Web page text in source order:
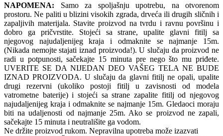
NAPOMENA: Samo za spoljašnju upotrebu, na otvorenom
prostoru. Ne paliti u blizini visokih zgrada, drveća ili drugih sličnih i
zapaljivih materijala. Stavite proizvod na tvrdu i ravnu površinu i
dobro ga pričvrstite. Stojeći sa strane, upalite glavni fitilj sa
njegovog najudaljenijeg kraja i odmaknite se najmanje 15m.
(Nikada nemojte stajati iznad proizvoda!). U slučaju da proizvod ne
radi u potpunosti, sačekajte 15 minuta pre nego što mu priđete.
UVERITE SE DA NIJEDAN DEO VAŠEG TELA NE BUDE
IZNAD PROIZVODA. U slučaju da glavni fitilj ne opali, upalite
drugi rezervni (ukoliko postoji fitilj u zavisnosti od modela
vatrometne baterije) i stojeći sa strane zapalite fitilj od njegovog
najudaljenijeg kraja i odmaknite se najmanje 15m. Gledaoci moraju
biti na udaljenosti od najmanje 25m. Ako se proizvod ne zapali,
sačekajte 15 minuta i neutrališite ga vodom.
Ne držite proizvod rukom. Nepravilna upotreba može izazvati